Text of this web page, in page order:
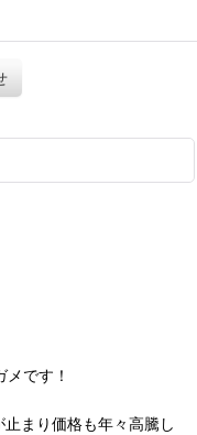
です！
まり価格も年々高騰し